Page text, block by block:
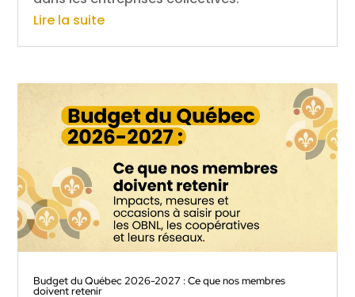
Lire la suite
Budget du Québec 2026-2027 : Ce que nos membres
doivent retenir